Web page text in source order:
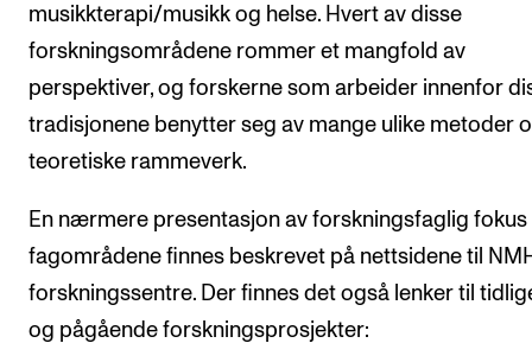
Kommunikasjon
Rom og bygg
Alle hjelpesider
Eksamen og vitnemål
Timeplaner og undervisning
Utvikling av studieplaner og kurs
musikkterapi/musikk og helse. Hvert av disse
forskningsområdene rommer et mangfold av
perspektiver, og forskerne som arbeider innenfor
tradisjonene benytter seg av mange ulike metoder
teoretiske rammeverk.
En nærmere presentasjon av forskningsfaglig
fagområdene finnes beskrevet på nettsidene til
forskningssentre. Der finnes det også lenker til
og pågående forskningsprosjekter: